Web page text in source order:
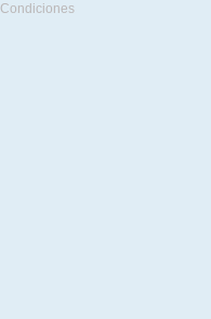
Condiciones